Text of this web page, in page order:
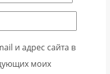
и адрес сайта в
моих